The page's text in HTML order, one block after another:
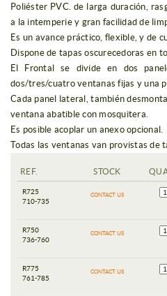
Poliéster PVC. de larga duración,
a la intemperie y gran facilidad de
Es un avance práctico, flexible, y de
Dispone de tapas oscurecedoras en
El Frontal se divide en dos
dos/tres/cuatro ventanas fijas y una
Cada panel lateral, también
ventana abatible con mosquitera.
Es posible acoplar un anexo opcional.
Todas las ventanas van provistas de
REF. STOCK
R725
710-735
CONTACT US
R750
736-760
CONTACT US
R775
761-785
CONTACT US